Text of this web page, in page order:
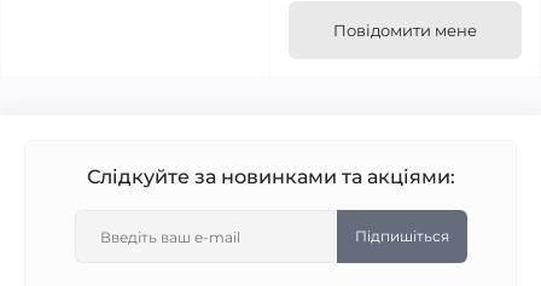
Повідомити мене
Слідкуйте за новинками та акціями:
Підпишіться